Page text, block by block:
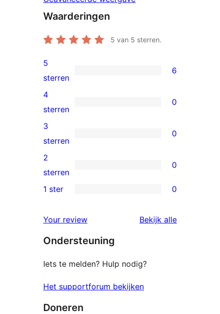
Waarderingen
5 van 5 sterren.
6
5
sterren
beoordelingen
5
sterren
6
0
4
sterren
beoordelingen
4
sterren
0
0
3
sterren
beoordelingen
3
sterren
0
0
2
beoordelingen
2
sterren
0
sterren
beoordelingen
1 ster 0
Your review Bekijk alle
Ondersteuning
Iets te melden? Hulp nodig?
Het supportforum bekijken
Doneren